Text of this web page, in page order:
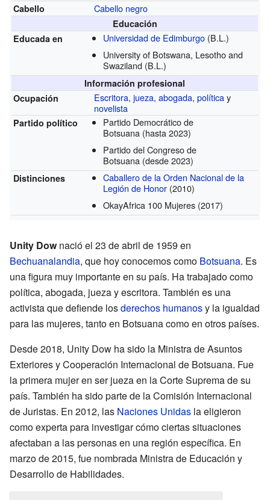
Cabello Cabello negro
Educación
Educada en
Universidad de Edimburgo (B.L.)
University of Botswana, Lesotho and
Swaziland (B.L.)
Información profesional
Ocupación
Escritora,jueza,abogada,políticay
novelista
Partido político
Partido Democrático de
Botsuana (hasta 2023)
Partido del Congreso de
Botsuana (desde 2023)
Distinciones
Caballero de la Orden Nacional de la
Legión de Honor (2010)
OkayAfrica 100 Mujeres (2017)
Unity Downació el 23 de abril de 1959 en
Bechuanalandia, que hoy conocemos como Botsuana. Es
una figura muy importante en su país. Ha trabajado como
política, abogada, jueza y escritora. También es una
activista que defiende losderechos humanosy la igualdad
para las mujeres, tanto en Botsuana como en otros países.
Desde 2018, Unity Dow ha sido la Ministra de Asuntos
Exteriores y Cooperación Internacional de Botsuana. Fue
la primera mujer en ser jueza en la Corte Suprema de su
país. También ha sido parte de la Comisión Internacional
de Juristas. En 2012, las Naciones Unidas la eligieron
como experta para investigar cómo ciertas situaciones
afectaban a las personas en una región específica. En
marzo de 2015, fue nombrada Ministra de Educación y
Desarrollo de Habilidades.